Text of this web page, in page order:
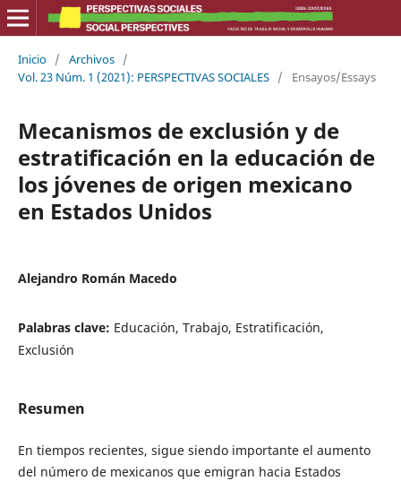
Inicio / Archivos /
Vol. 23 Núm. 1 (2021): PERSPECTIVAS SOCIALES / Ensayos/Essays
Mecanismos de exclusión y de
estratificación en la educación de
los jóvenes de origen mexicano
en Estados Unidos
Alejandro Román Macedo
Palabras clave: Educación, Trabajo, Estratificación,
Exclusión
Resumen
En tiempos recientes, sigue siendo importante el aumento
del número de mexicanos que emigran hacia Estados